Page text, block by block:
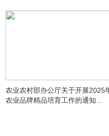
农业农村部办公厅关于开展2025
农业品牌精品培育工作的通知...